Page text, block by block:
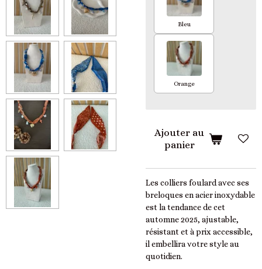
Bleu
Orange
Ajouter au
panier
Les colliers foulard avec ses
breloques en acier inoxydable
est la tendance de cet
automne 2025, ajustable,
résistant et à prix accessible,
il embellira votre style au
quotidien.